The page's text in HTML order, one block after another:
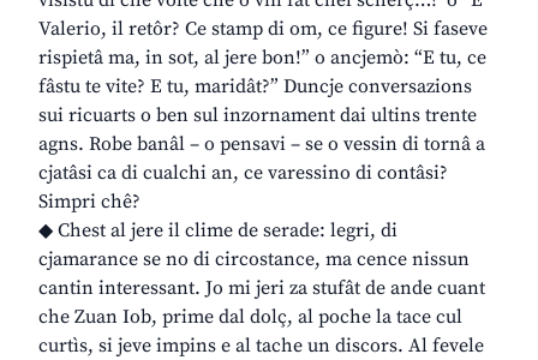
Valerio, il retôr? Ce stamp di om, ce figure! Si faseve
rispietâ ma, in sot, al jere bon!” o ancjemò: “E tu, ce
fâstu te vite? E tu, maridât?” Duncje conversazions
sui ricuarts o ben sul inzornament dai ultins trente
agns. Robe banâl – o pensavi – se o vessin di tornâ a
cjatâsi ca di cualchi an, ce varessino di contâsi?
Simpri chê?
◆ Chest al jere il clime de serade: legri, di
cjamarance se no di circostance, ma cence nissun
cantin interessant. Jo mi jeri za stufât de ande cuant
che Zuan Iob, prime dal dolç, al poche la tace cul
curtìs, si jeve impins e al tache un discors. Al fevele